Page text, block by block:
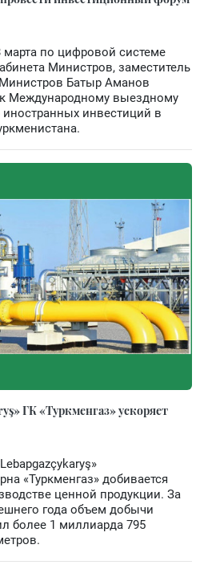
марта по цифровой системе
Министров, заместитель
Батыр Аманов
к Международному выездному
инвестиций в
ГК «Туркменгаз» ускоряет
«Туркменгаз» добивается
ценной продукции. За
года объем добычи
более 1 миллиарда 795